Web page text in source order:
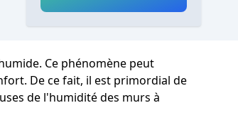
Ce phénomène peut
De ce fait, il est primordial de
de l'humidité des murs à